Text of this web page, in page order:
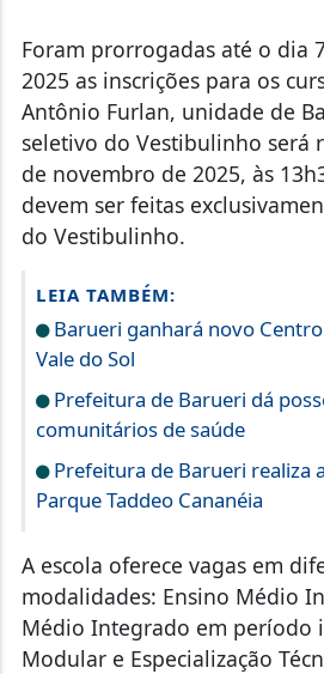
Foram prorrogadas até o dia
2025 as inscrições para os
Antônio Furlan, unidade de
seletivo do Vestibulinho será
de novembro de 2025, às
devem ser feitas
do Vestibulinho.
LEIA TAMBÉM:
Barueri ganhará novo
Vale do Sol
Prefeitura de Barueri dá
comunitários de saúde
Prefeitura de Barueri realiza
Parque Taddeo Cananéia
A escola oferece vagas em
modalidades: Ensino Médio
Médio Integrado em período
Modular e Especialização